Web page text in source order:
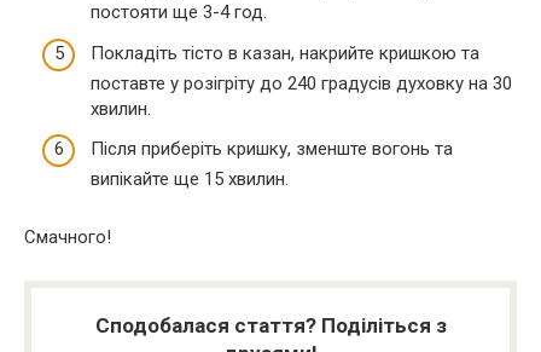
постояти ще 3-4 год.
Покладіть тісто в казан, накрийте кришкою та
поставте у розігріту до 240 градусів духовку на 30
хвилин.
Після приберіть кришку, зменште вогонь та
випікайте ще 15 хвилин.
Смачного!
Сподобалася стаття? Поділіться з